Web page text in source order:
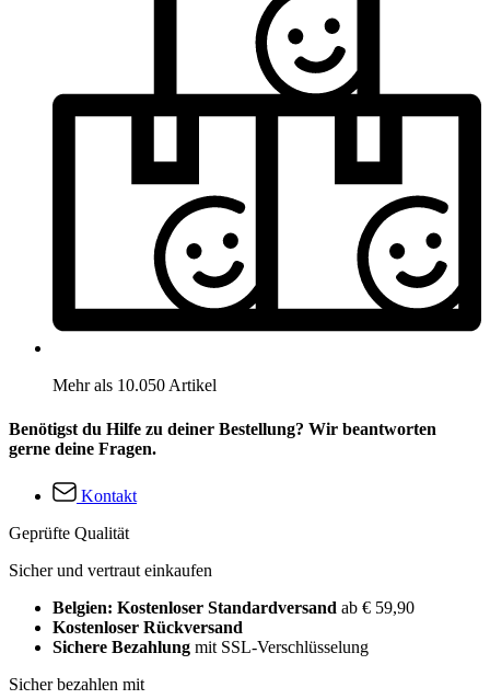
Mehr als 10.050 Artikel
Benötigst du Hilfe zu deiner Bestellung? Wir beantworten
gerne deine Fragen.
Kontakt
Geprüfte Qualität
Sicher und vertraut einkaufen
Belgien: Kostenloser Standardversand ab € 59,90
Kostenloser Rückversand
Sichere Bezahlung mit SSL-Verschlüsselung
Sicher bezahlen mit